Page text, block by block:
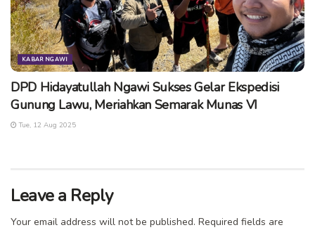
KABAR NGAWI
DPD Hidayatullah Ngawi Sukses Gelar Ekspedisi
Gunung Lawu, Meriahkan Semarak Munas VI
Tue, 12 Aug 2025
Leave a Reply
Your email address will not be published. Required fields are